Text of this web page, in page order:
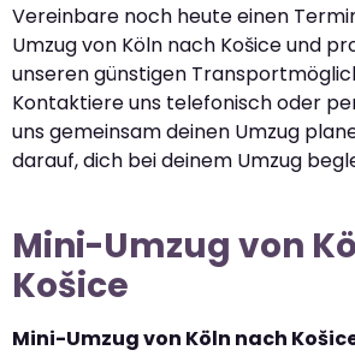
Vereinbare noch heute einen
Umzug von Köln nach Košice und
unseren günstigen
Kontaktiere uns telefonisch oder
uns gemeinsam deinen Umzug
darauf, dich bei deinem Umzug
Mini-Umzug von
Košice
Mini-Umzug von Köln nach